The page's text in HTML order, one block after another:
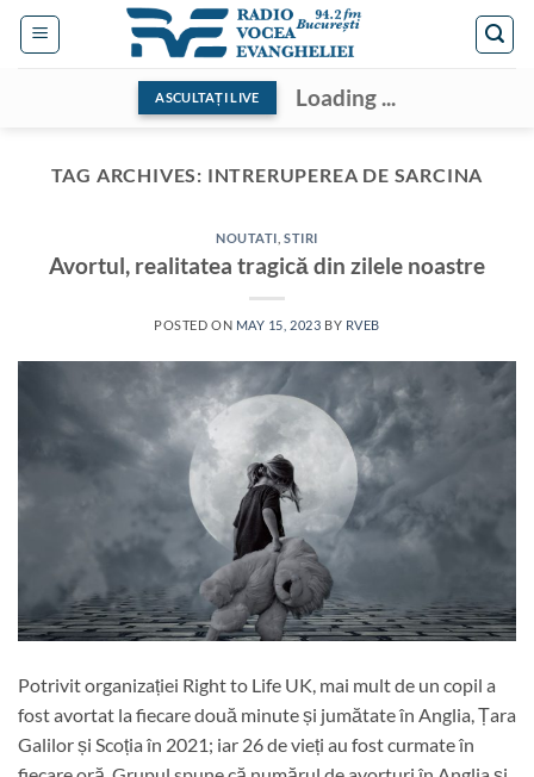
Skip
ASCULTAȚI LIVE Loading ...
TAG ARCHIVES: INTRERUPEREA DE SARCINA
NOUTATI ,STIRI
Avortul, realitatea tragică din zilele noastre
POSTED ON MAY 15, 2023 BY RVEB
Potrivit organizației Right to Life UK, mai mult de un copil a
fost avortat la fiecare două minute și jumătate în Anglia, Țara
Galilor și Scoția în 2021; iar 26 de vieți au fost curmate în